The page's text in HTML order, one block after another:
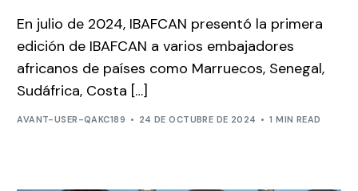
En julio de 2024, IBAFCAN presentó la primera
edición de IBAFCAN a varios embajadores
africanos de países como Marruecos, Senegal,
Sudáfrica, Costa […]
AVANT-USER-QAKC189 24 DE OCTUBRE DE 2024 1 MIN READ